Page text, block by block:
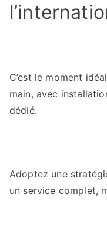
C’est le moment
main, avec
dédié.
Adoptez une
un service complet,